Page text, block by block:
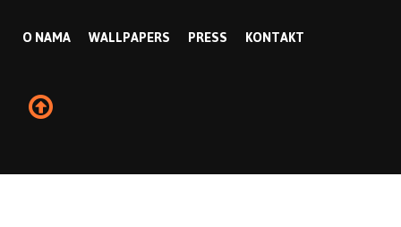
O NAMA WALLPAPERS PRESS KONTAKT